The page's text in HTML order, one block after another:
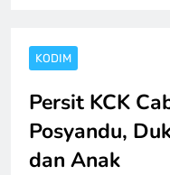
KODIM
Persit KCK
Posyandu,
dan Anak